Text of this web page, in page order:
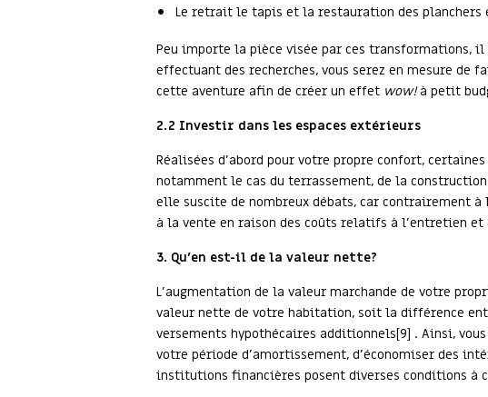
Le retrait le tapis et la restauration des planchers
Peu importe la pièce visée par ces transformations,
effectuant des recherches, vous serez en mesure de
cette aventure afin de créer un effet wow!à petit
2.2 Investir dans les espaces extérieurs
Réalisées d’abord pour votre propre confort,
notamment le cas du terrassement, de la
elle suscite de nombreux débats, car contrairement
à la vente en raison des coûts relatifs à l’entretien et
3. Qu’en est-il de la valeur nette?
L’augmentation de la valeur marchande de votre
valeur nette de votre habitation, soit la différence
versements hypothécaires additionnels[9] . Ainsi,
votre période d’amortissement, d’économiser des
institutions financières posent diverses conditions à